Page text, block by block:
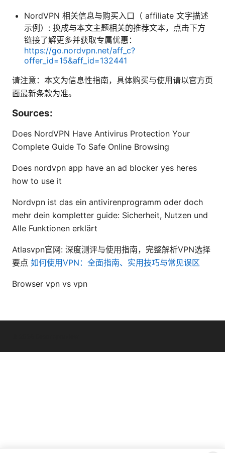
NordVPN 相关信息与购买入口（ affiliate 文字描述
示例）: 换成与本文主题相关的推荐文本，点击下方
链接了解更多并获取专属优惠：
https://go.nordvpn.net/aff_c?
offer_id=15&aff_id=132441
请注意：本文为信息性指南，具体购买与使用请以官方页
面最新条款为准。
Sources:
Does NordVPN Have Antivirus Protection Your
Complete Guide To Safe Online Browsing
Does nordvpn app have an ad blocker yes heres
how to use it
Nordvpn ist das ein antivirenprogramm oder doch
mehr dein kompletter guide: Sicherheit, Nutzen und
Alle Funktionen erklärt
Atlasvpn官网: 深度测评与使用指南，完整解析VPN选择
要点 如何使用VPN：全面指南、实用技巧与常见误区
Browser vpn vs vpn